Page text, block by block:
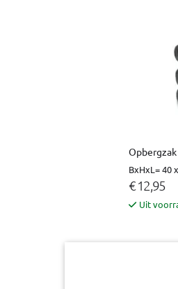
Opbergzak
BxHxL= 40
€ 12,95
Uit